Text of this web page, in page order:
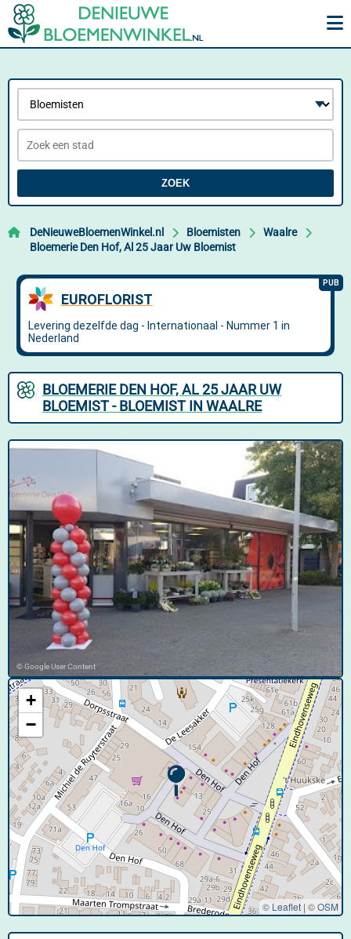
ZOEK
DeNieuweBloemenWinkel.nl Bloemisten
Waalre
Bloemerie Den Hof, Al 25 Jaar Uw Bloemist
BLOEMERIE DEN HOF, AL 25 JAAR UW
BLOEMIST - BLOEMIST IN WAALRE
© Google User Content
+
−
© Leaflet | ©OSM